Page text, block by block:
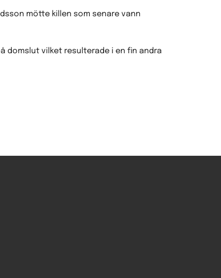
mötte killen som senare vann
domslut vilket resulterade i en fin andra